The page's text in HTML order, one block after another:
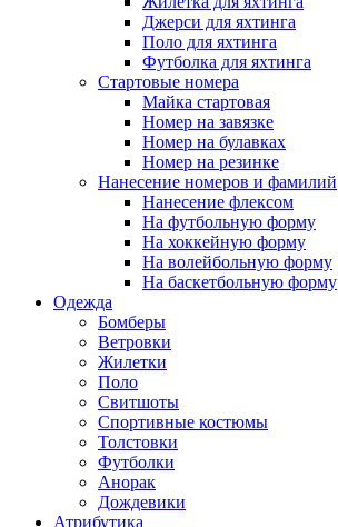
Джерси для яхтинга
Поло для яхтинга
Футболка для яхтинга
Стартовые номера
Майка стартовая
Номер на завязке
Номер на булавках
Номер на резинке
Нанесение номеров и фамилий
Нанесение флексом
На футбольную форму
На хоккейную форму
На волейбольную форму
На баскетбольную форму
Одежда
Бомберы
Ветровки
Жилетки
Поло
Свитшоты
Спортивные костюмы
Толстовки
Футболки
Анорак
Дождевики
Атрибутика